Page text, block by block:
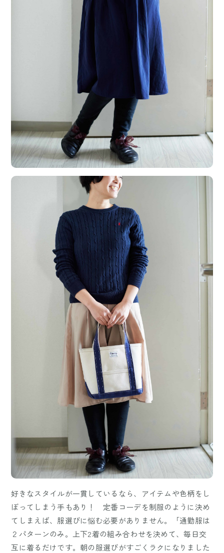
好きなスタイルが一貫しているなら、アイテムや色柄をし
ぼってしまう手もあり！ 定番コーデを制服のように決め
てしまえば、服選びに悩む必要がありません。「通勤服は
２パターンのみ。上下2着の組み合わせを決めて、毎日交
互に着るだけです。朝の服選びがすごくラクになりました